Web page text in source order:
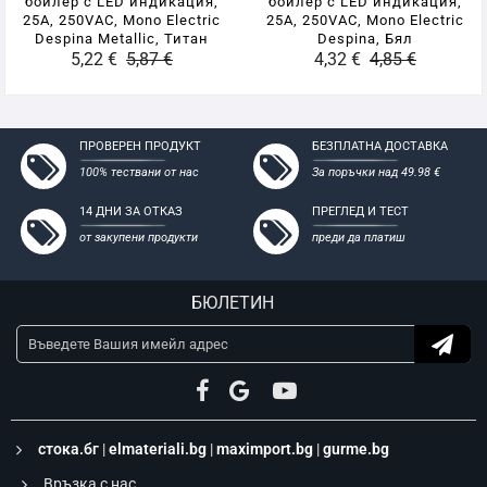
25A, 250VAC, Mono Electric
Despina Metallic, Титан
5,22 € 5,87 €
25A, 250VAC, Mono Electric
Despina, Бял
4,32 € 4,85 €
ПРОВЕРЕН ПРОДУКТ
100% тествани от нас
БЕЗПЛАТНА ДОСТАВКА
За поръчки над 49.98 €
14 ДНИ ЗА ОТКАЗ
от закупени продукти
ПРЕГЛЕД И ТЕСТ
преди да платиш
БЮЛЕТИН
стока.бг |elmateriali.bg |maximport.bg |gurme.bg